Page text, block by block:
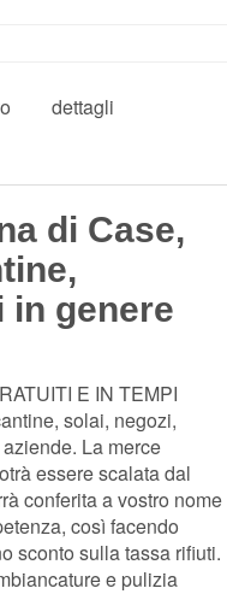
dettagli
di Case,
in genere
E IN TEMPI
solai, negozi,
La merce
essere scalata dal
conferita a vostro nome
così facendo
sconto sulla tassa rifiuti.
e pulizia